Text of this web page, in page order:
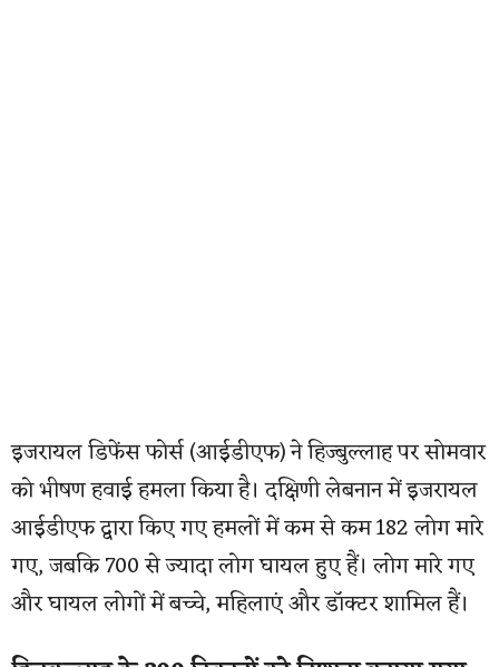
इजरायल डिफेंस फोर्स (आईडीएफ) ने हिज्बुल्लाह पर सोमवार
को भीषण हवाई हमला किया है। दक्षिणी लेबनान में इजरायल
आईडीएफ द्वारा किए गए हमलों में कम से कम 182 लोग मारे
गए, जबकि 700 से ज्यादा लोग घायल हुए हैं। लोग मारे गए
और घायल लोगों में बच्चे, महिलाएं और डॉक्टर शामिल हैं।